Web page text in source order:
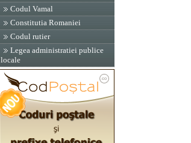
Codul Vamal
Constitutia Romaniei
Codul rutier
Legea administratiei publice
locale